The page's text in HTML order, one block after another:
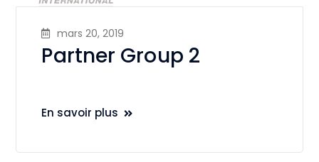
mars 20, 2019
Partner Group 2
En savoir plus